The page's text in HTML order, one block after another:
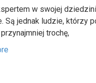
w swojej
Są jednak ludzie, którzy
trochę,